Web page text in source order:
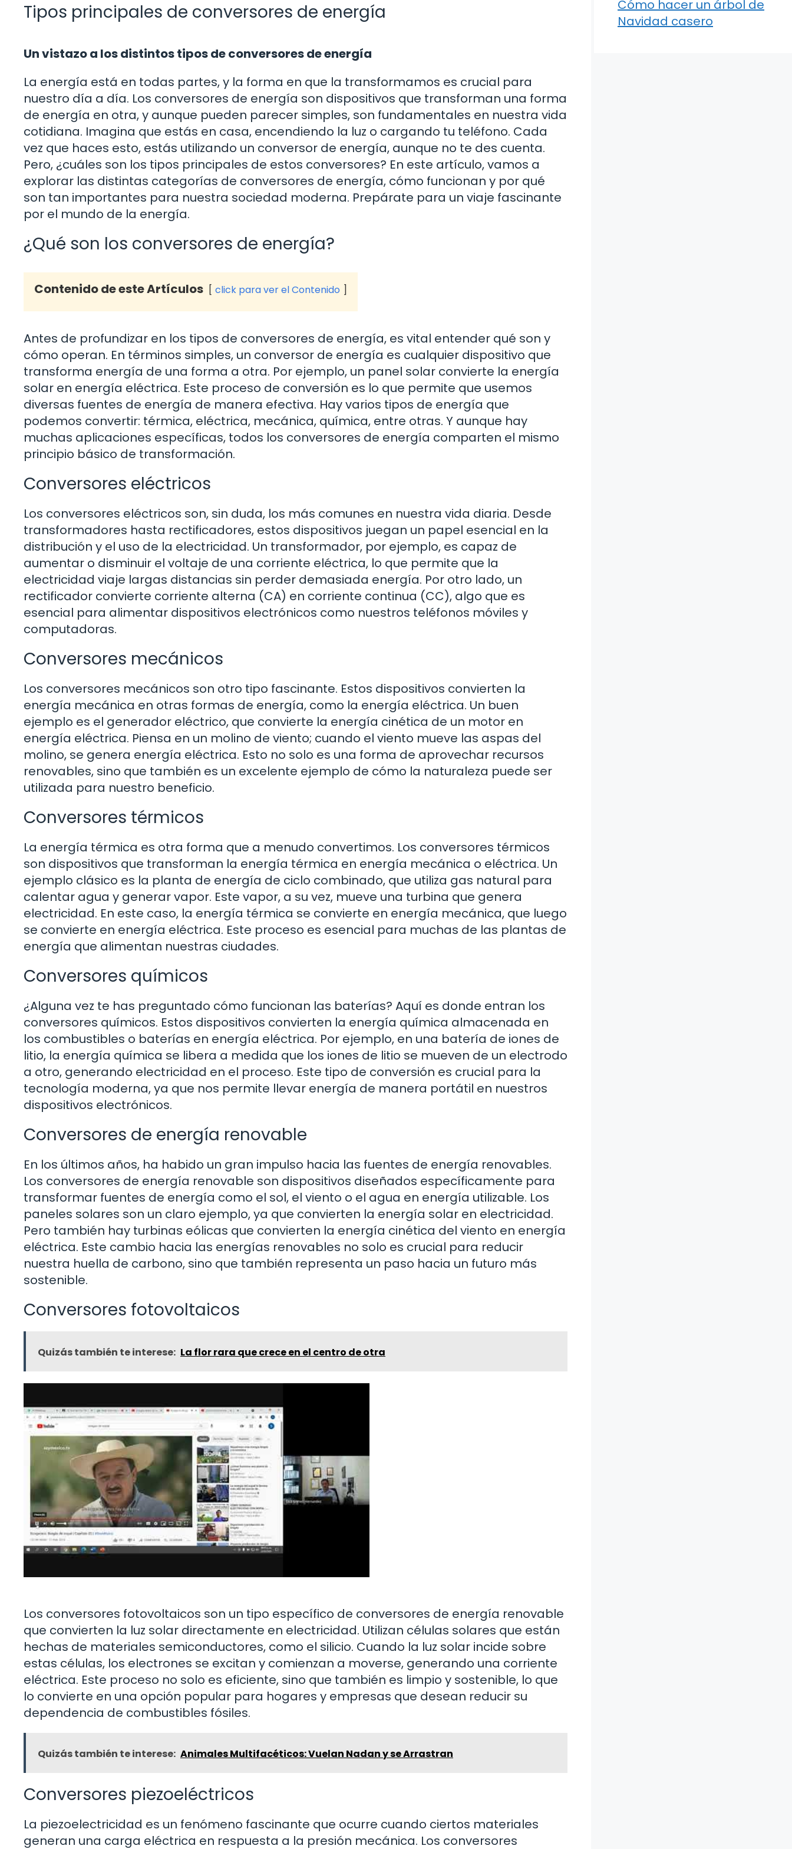
Tipos principales de conversores de energía
Un vistazo a los distintos tipos de conversores de energía
La energía está en todas partes, y la forma en que la transformamos es crucial para
nuestro día a día. Los conversores de energía son dispositivos que transforman una forma
de energía en otra, y aunque pueden parecer simples, son fundamentales en nuestra vida
cotidiana. Imagina que estás en casa, encendiendo la luz o cargando tu teléfono. Cada
vez que haces esto, estás utilizando un conversor de energía, aunque no te des cuenta.
Pero, ¿cuáles son los tipos principales de estos conversores? En este artículo, vamos a
explorar las distintas categorías de conversores de energía, cómo funcionan y por qué
son tan importantes para nuestra sociedad moderna. Prepárate para un viaje fascinante
por el mundo de la energía.
¿Qué son los conversores de energía?
Contenido de este Artículos click para ver el Contenido
Antes de profundizar en los tipos de conversores de energía, es vital entender qué son y
cómo operan. En términos simples, un conversor de energía es cualquier dispositivo que
transforma energía de una forma a otra. Por ejemplo, un panel solar convierte la energía
solar en energía eléctrica. Este proceso de conversión es lo que permite que usemos
diversas fuentes de energía de manera efectiva. Hay varios tipos de energía que
podemos convertir: térmica, eléctrica, mecánica, química, entre otras. Y aunque hay
muchas aplicaciones específicas, todos los conversores de energía comparten el mismo
principio básico de transformación.
Conversores eléctricos
Los conversores eléctricos son, sin duda, los más comunes en nuestra vida diaria. Desde
transformadores hasta rectificadores, estos dispositivos juegan un papel esencial en la
distribución y el uso de la electricidad. Un transformador, por ejemplo, es capaz de
aumentar o disminuir el voltaje de una corriente eléctrica, lo que permite que la
electricidad viaje largas distancias sin perder demasiada energía. Por otro lado, un
rectificador convierte corriente alterna (CA) en corriente continua (CC), algo que es
esencial para alimentar dispositivos electrónicos como nuestros teléfonos móviles y
computadoras.
Conversores mecánicos
Los conversores mecánicos son otro tipo fascinante. Estos dispositivos convierten la
energía mecánica en otras formas de energía, como la energía eléctrica. Un buen
ejemplo es el generador eléctrico, que convierte la energía cinética de un motor en
energía eléctrica. Piensa en un molino de viento; cuando el viento mueve las aspas del
molino, se genera energía eléctrica. Esto no solo es una forma de aprovechar recursos
renovables, sino que también es un excelente ejemplo de cómo la naturaleza puede ser
utilizada para nuestro beneficio.
Conversores térmicos
La energía térmica es otra forma que a menudo convertimos. Los conversores térmicos
son dispositivos que transforman la energía térmica en energía mecánica o eléctrica. Un
ejemplo clásico es la planta de energía de ciclo combinado, que utiliza gas natural para
calentar agua y generar vapor. Este vapor, a su vez, mueve una turbina que genera
electricidad. En este caso, la energía térmica se convierte en energía mecánica, que luego
se convierte en energía eléctrica. Este proceso es esencial para muchas de las plantas de
energía que alimentan nuestras ciudades.
Conversores químicos
¿Alguna vez te has preguntado cómo funcionan las baterías? Aquí es donde entran los
conversores químicos. Estos dispositivos convierten la energía química almacenada en
los combustibles o baterías en energía eléctrica. Por ejemplo, en una batería de iones de
litio, la energía química se libera a medida que los iones de litio se mueven de un electrodo
a otro, generando electricidad en el proceso. Este tipo de conversión es crucial para la
tecnología moderna, ya que nos permite llevar energía de manera portátil en nuestros
dispositivos electrónicos.
Conversores de energía renovable
En los últimos años, ha habido un gran impulso hacia las fuentes de energía renovables.
Los conversores de energía renovable son dispositivos diseñados específicamente para
transformar fuentes de energía como el sol, el viento o el agua en energía utilizable. Los
paneles solares son un claro ejemplo, ya que convierten la energía solar en electricidad.
Pero también hay turbinas eólicas que convierten la energía cinética del viento en energía
eléctrica. Este cambio hacia las energías renovables no solo es crucial para reducir
nuestra huella de carbono, sino que también representa un paso hacia un futuro más
sostenible.
Conversores fotovoltaicos
Quizás también te interese: La flor rara que crece en el centro de otra
Los conversores fotovoltaicos son un tipo específico de conversores de energía renovable
que convierten la luz solar directamente en electricidad. Utilizan células solares que están
hechas de materiales semiconductores, como el silicio. Cuando la luz solar incide sobre
estas células, los electrones se excitan y comienzan a moverse, generando una corriente
eléctrica. Este proceso no solo es eficiente, sino que también es limpio y sostenible, lo que
lo convierte en una opción popular para hogares y empresas que desean reducir su
dependencia de combustibles fósiles.
Quizás también te interese: Animales Multifacéticos: Vuelan Nadan y se Arrastran
Conversores piezoeléctricos
La piezoelectricidad es un fenómeno fascinante que ocurre cuando ciertos materiales
generan una carga eléctrica en respuesta a la presión mecánica. Los conversores
Cómo hacer un árbol de
Navidad casero